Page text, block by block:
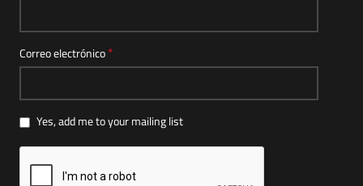
Correo electrónico*
Yes, add me to your mailing list